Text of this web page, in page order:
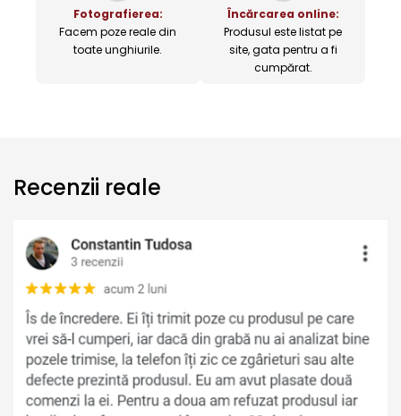
Fotografierea:
Facem poze reale din
toate unghiurile.
Încărcarea online:
Produsul este listat pe
site, gata pentru a fi
cumpărat.
Recenzii reale